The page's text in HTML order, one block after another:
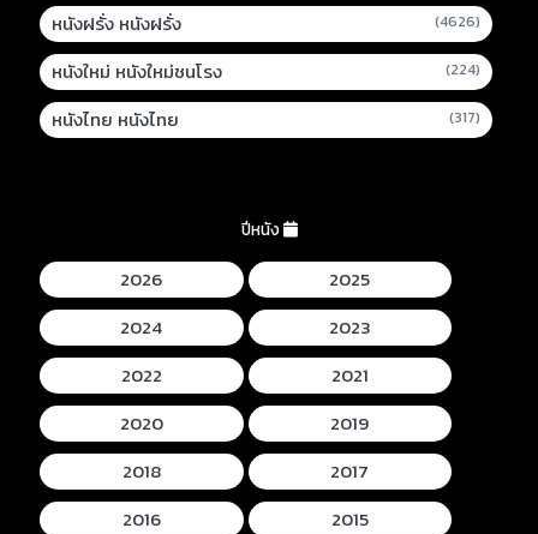
หนังฝรั่ง หนังฝรั่ง (4626)
หนังใหม่ หนังใหม่ชนโรง (224)
หนังไทย หนังไทย (317)
ปีหนัง
2026
2025
2024
2023
2022
2021
2020
2019
2018
2017
2016
2015